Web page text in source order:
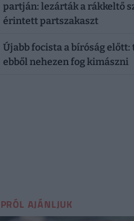
partján: lezárták a rákkeltő
érintett partszakaszt
Újabb focista a bíróság előtt:
ebből nehezen fog kimászni
AJÁNLJUK